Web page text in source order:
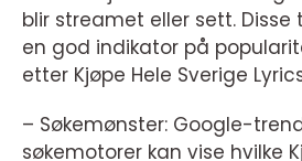
blir streamet eller sett.
en god indikator på
etter Kjøpe Hele Sverige
– Søkemønster: Google-
søkemotorer kan vise hvilke